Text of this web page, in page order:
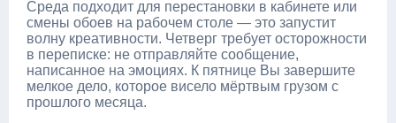
Среда подходит для перестановки в кабинете или
смены обоев на рабочем столе — это запустит
волну креативности. Четверг требует осторожности
в переписке: не отправляйте сообщение,
написанное на эмоциях. К пятнице Вы завершите
мелкое дело, которое висело мёртвым грузом с
прошлого месяца.